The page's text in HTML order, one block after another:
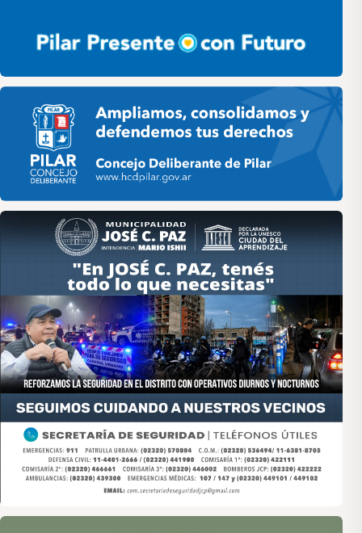
Pilar HCD
Asociación de Medios Vecinales